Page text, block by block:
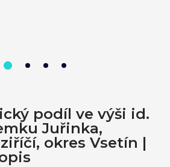
podíl ve výši id.
Juřinka,
okres Vsetín |